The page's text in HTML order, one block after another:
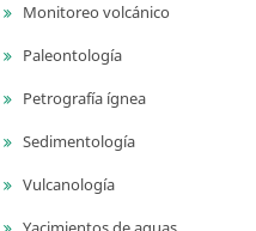
Monitoreo volcánico
Paleontología
Petrografía ígnea
Sedimentología
Vulcanología